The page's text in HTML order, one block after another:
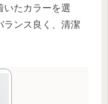
いたカラーを選
ランス良く、清潔